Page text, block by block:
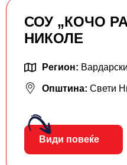
СОУ „КОЧО
НИКОЛЕ
Регион: Вардарски
Општина: Свети
Види повеќе